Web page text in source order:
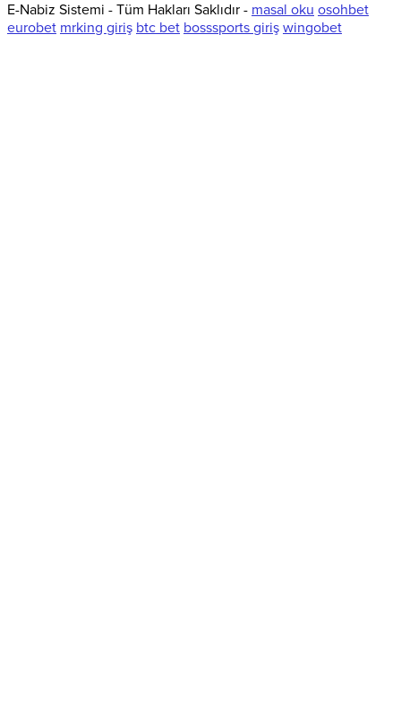
E-Nabiz Sistemi - Tüm Hakları Saklıdır - masal oku osohbet
eurobet mrking giriş btc bet bosssports giriş wingobet